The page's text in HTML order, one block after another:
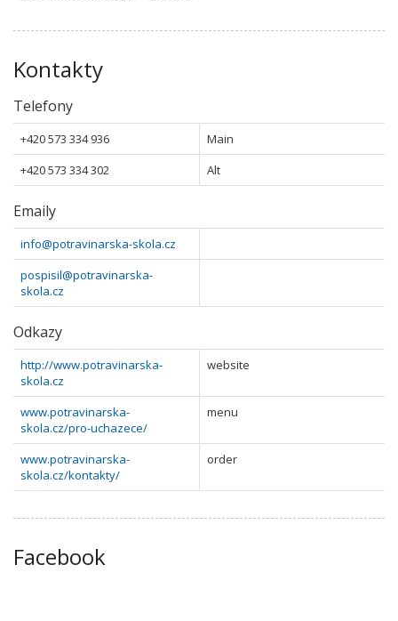
Kontakty
Telefony
+420 573 334 936
Main
+420 573 334 302
Alt
Emaily
info@potravinarska-skola.cz
pospisil@potravinarska-
skola.cz
Odkazy
http://www.potravinarska-
skola.cz
website
www.potravinarska-
skola.cz/pro-uchazece/
menu
www.potravinarska-
skola.cz/kontakty/
order
Facebook